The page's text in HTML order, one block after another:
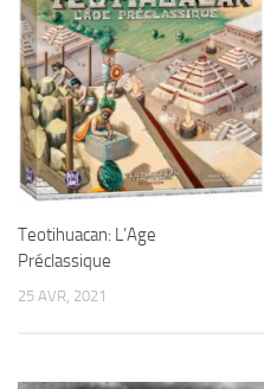
Teotihuacan: L’Age
Préclassique
25 AVR, 2021